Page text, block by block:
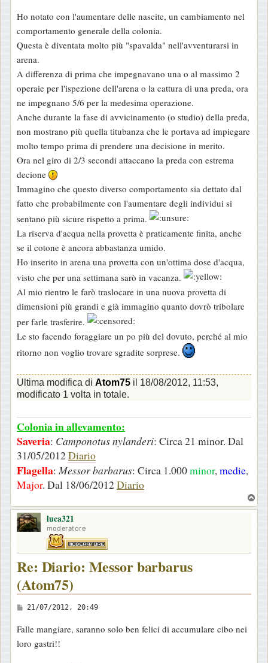
Ho notato con l'aumentare delle nascite, un cambiamento nel
comportamento generale della colonia.
Questa è diventata molto più "spavalda" nell'avventurarsi in
arena.
A differenza di prima che impegnavano una o al massimo 2
operaie per l'ispezione dell'arena o la cattura di una preda, ora
ne impegnano 5/6 per la medesima operazione.
Anche durante la fase di avvicinamento (o studio) della preda,
non mostrano più quella titubanza che le portava ad impiegare
molto tempo prima di prendere una decisione in merito.
Ora nel giro di 2/3 secondi attaccano la preda con estrema
decione
Immagino che questo diverso comportamento sia dettato dal
fatto che probabilmente con l'aumentare degli individui si
sentano più sicure rispetto a prima.
La riserva d'acqua nella provetta è praticamente finita, anche
se il cotone è ancora abbastanza umido.
Ho inserito in arena una provetta con un'ottima dose d'acqua,
visto che per una settimana sarò in vacanza.
Al mio rientro le farò traslocare in una nuova provetta di
dimensioni più grandi e già immagino quanto dovrò tribolare
per farle trasferire.
Le sto facendo foraggiare un po più del dovuto, perché al mio
ritorno non voglio trovare sgradite sorprese.
Ultima modifica di Atom75 il 18/08/2012, 11:53,
modificato 1 volta in totale.
Colonia in allevamento:
Saveria: Camponotus nylanderi: Circa 21 minor. Dal
31/05/2012Diario
Flagella: Messor barbarus: Circa 1.000minor,medie,
Major. Dal 18/06/2012Diario
o
luca321
moderatore
Re: Diario: Messor barbarus
(Atom75)
M
s
s
21/07/2012, 20:49
Falle mangiare, saranno solo ben felici di accumulare cibo nei
loro gastri!!